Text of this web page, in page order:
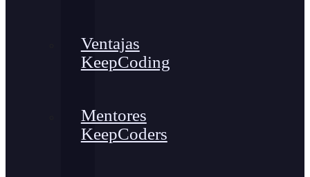
Ventajas
KeepCoding
Mentores
KeepCoders